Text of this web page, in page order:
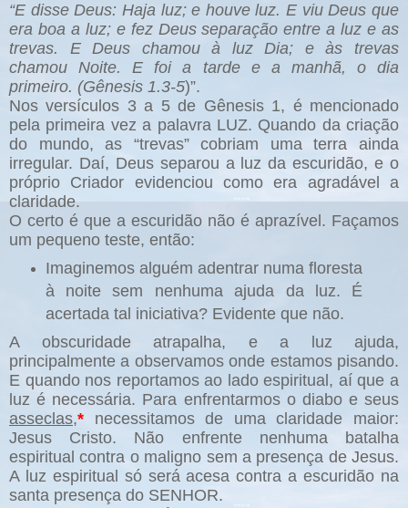
“E disse Deus: Haja luz; e houve luz. E viu Deus que
era boa a luz; e fez Deus separação entre a luz e as
trevas. E Deus chamou à luz Dia; e às trevas
chamou Noite. E foi a tarde e a manhã, o dia
primeiro. (Gênesis 1.3-5)”.
Nos versículos 3 a 5 de Gênesis 1, é mencionado
pela primeira vez a palavra LUZ. Quando da criação
do mundo, as “trevas” cobriam uma terra ainda
irregular. Daí, Deus separou a luz da escuridão, e o
próprio Criador evidenciou como era agradável a
claridade.
O certo é que a escuridão não é aprazível. Façamos
um pequeno teste, então:
Imaginemos alguém adentrar numa floresta
à noite sem nenhuma ajuda da luz. É
acertada tal iniciativa? Evidente que não.
A obscuridade atrapalha, e a luz ajuda,
principalmente a observamos onde estamos pisando.
E quando nos reportamos ao lado espiritual, aí que a
luz é necessária. Para enfrentarmos o diabo e seus
asseclas,* necessitamos de uma claridade maior:
Jesus Cristo. Não enfrente nenhuma batalha
espiritual contra o maligno sem a presença de Jesus.
A luz espiritual só será acesa contra a escuridão na
santa presença do SENHOR.